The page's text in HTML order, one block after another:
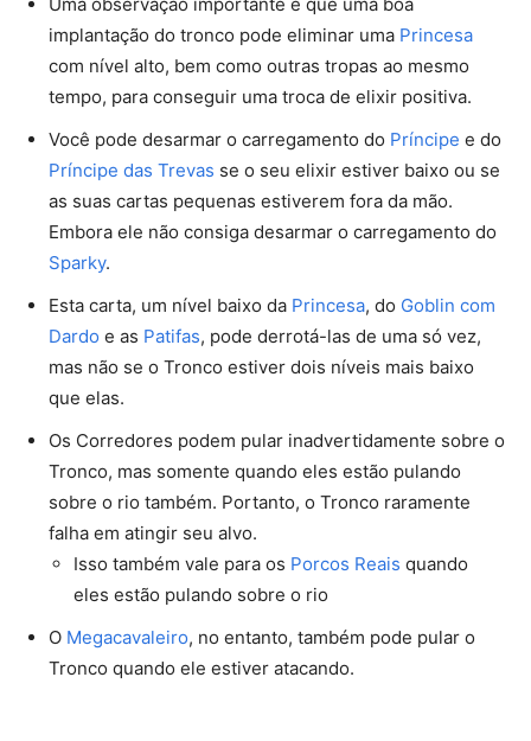
implantação do tronco pode eliminar uma Princesa
com nível alto, bem como outras tropas ao mesmo
tempo, para conseguir uma troca de elixir positiva.
Você pode desarmar o carregamento do Príncipe e do
Príncipe das Trevas se o seu elixir estiver baixo ou se
as suas cartas pequenas estiverem fora da mão.
Embora ele não consiga desarmar o carregamento do
Sparky.
Esta carta, um nível baixo da Princesa, do Goblin com
Dardo e as Patifas, pode derrotá-las de uma só vez,
mas não se o Tronco estiver dois níveis mais baixo
que elas.
Os Corredores podem pular inadvertidamente sobre o
Tronco, mas somente quando eles estão pulando
sobre o rio também. Portanto, o Tronco raramente
falha em atingir seu alvo.
Isso também vale para os Porcos Reais quando
eles estão pulando sobre o rio
O Megacavaleiro, no entanto, também pode pular o
Tronco quando ele estiver atacando.